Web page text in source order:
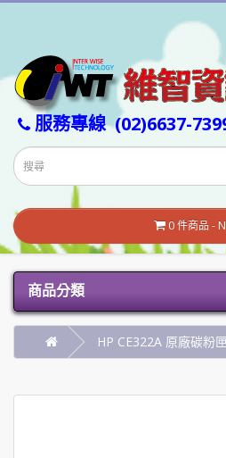
服務專線(02)6637-
0 件商品 -
商品分類
HP CE322A 原廠碳粉